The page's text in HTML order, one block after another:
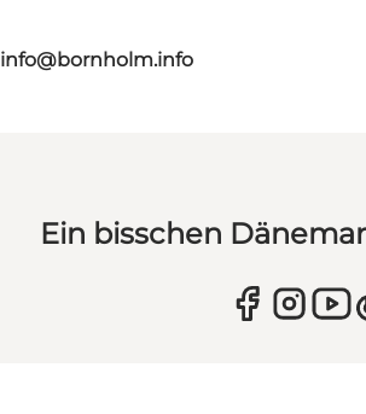
info@bornholm.info
Ein bisschen